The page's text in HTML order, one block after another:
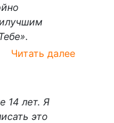
Читать далее
14 лет. Я
это